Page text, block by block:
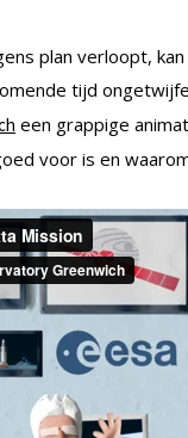
plan verloopt,
tijd
een grappige
voor is en